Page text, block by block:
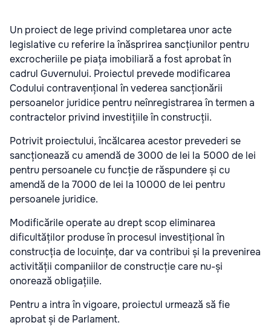
Un proiect de lege privind completarea unor acte
legislative cu referire la înăsprirea sancțiunilor pentru
excrocheriile pe piața imobiliară a fost aprobat în
cadrul Guvernului. Proiectul prevede modificarea
Codului contravențional în vederea sancționării
persoanelor juridice pentru neînregistrarea în termen a
contractelor privind investițiile în construcții.
Potrivit proiectului, încălcarea acestor prevederi se
sancționează cu amendă de 3000 de lei la 5000 de lei
pentru persoanele cu funcție de răspundere și cu
amendă de la 7000 de lei la 10000 de lei pentru
persoanele juridice.
Modificările operate au drept scop eliminarea
dificultăților produse în procesul investițional în
construcția de locuințe, dar va contribui și la prevenirea
activității companiilor de construcție care nu-și
onorează obligațiile.
Pentru a intra în vigoare, proiectul urmează să fie
aprobat și de Parlament.